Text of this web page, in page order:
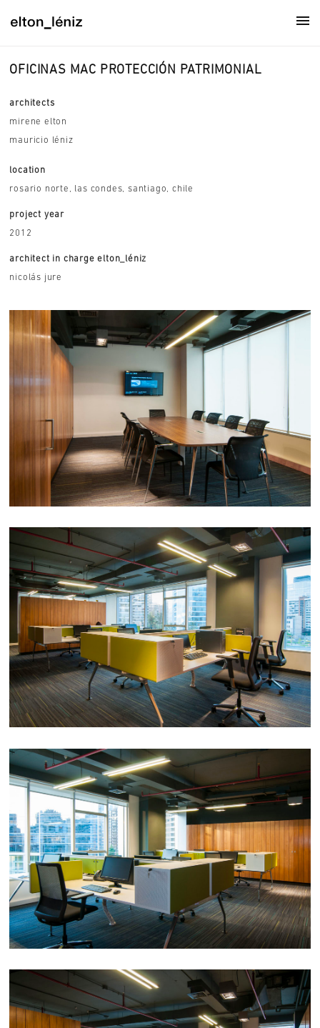
OFICINAS MAC PROTECCIÓN PATRIMONIAL
architects
mirene elton
mauricio léniz
location
rosario norte, las condes, santiago, chile
project year
2012
architect in charge elton_léniz
nicolás jure